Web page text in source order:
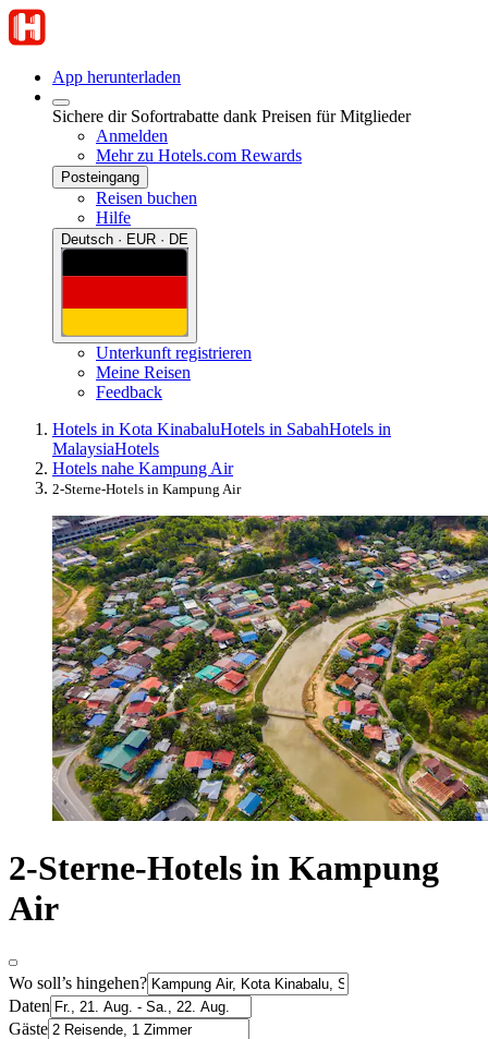
App herunterladen
Sichere dir Sofortrabatte dank Preisen für Mitglieder
Anmelden
Mehr zu Hotels.com Rewards
Posteingang
Reisen buchen
Hilfe
Deutsch · EUR · DE
Unterkunft registrieren
Meine Reisen
Feedback
Hotels in Kota KinabaluHotels in SabahHotels in
MalaysiaHotels
Hotels nahe Kampung Air
2-Sterne-Hotels in Kampung Air
2-Sterne-Hotels in Kampung
Air
Wo soll’s hingehen?
Daten
Gäste